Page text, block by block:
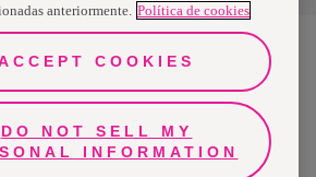
en todo el mundo,
beneficio de consumidores,
principales marcas
Lotus, Modibodi,
de euros y empleó a
Más información en
anteriormente. Política de cookies
COOKIES
DO NOT SELL MY
INFORMATION